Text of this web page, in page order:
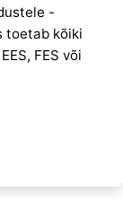
-
toetab kõiki
FES või